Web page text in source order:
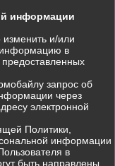
информации
и/или
информацию в
запрос об
через
электронной
Политики,
информации
в
быть направлены